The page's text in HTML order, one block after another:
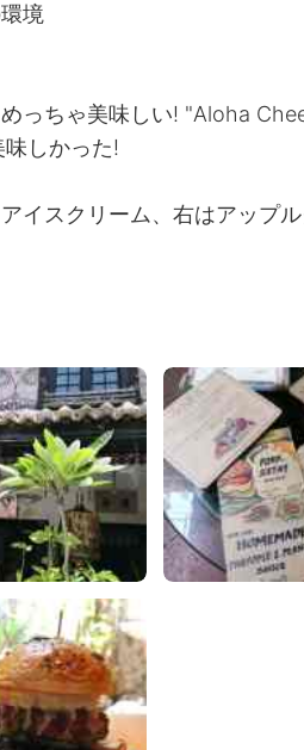
境
っちゃ美味しい! "Aloha
しかった!
イスクリーム、右はアップ